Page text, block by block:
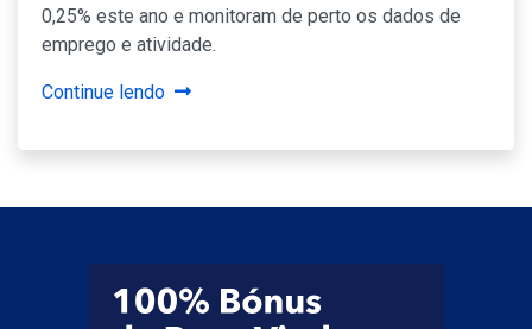
0,25% este ano e monitoram de perto os dados de
emprego e atividade.
Continue lendo